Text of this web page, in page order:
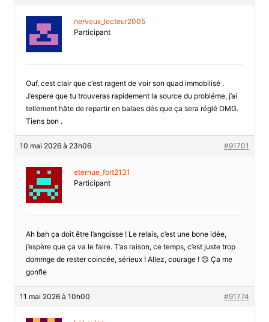
nerveux_lecteur2005
Participant
Ouf, cest clair que c’est ragent de voir son quad immobilisé .
J’espere que tu trouveras rapidement la source du probléme, j’ai
tellement hâte de repartir en balaes dés que ça sera réglé OMG.
Tiens bon .
10 mai 2026 à 23h06 #91701
eternue_fort2131
Participant
Ah bah ça doit être l’angoisse ! Le relais, c’est une bone idée,
j’espère que ça va le faire. T’as raison, ce temps, c’est juste trop
dommge de rester coincée, sérieux ! Allez, courage ! 😊 Ça me
gonfle
11 mai 2026 à 10h00 #91774